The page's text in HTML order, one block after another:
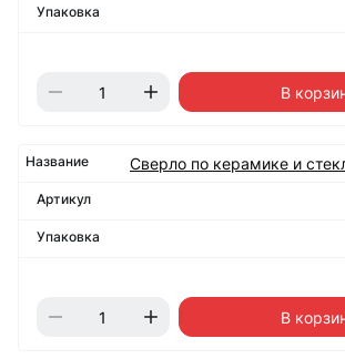
В
Сверло по керамике и
В